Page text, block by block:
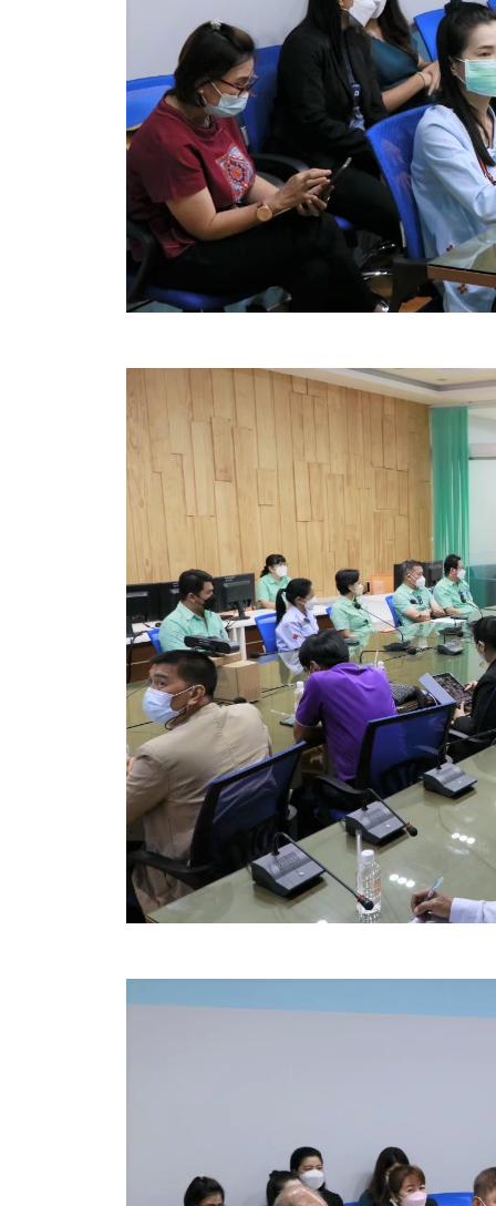
แบบฟอร์มบริหารงานบุคคล
รายงานตรวจสอบภายใน
รายงานเครื่องจักรกล อบจ.
ศูนย์อำนวยการการเลือกตั้ง สมาชิกสภาและนายก
งานแผนการบริหารจัดการความเสี่ยงของ อบจ.สุพร